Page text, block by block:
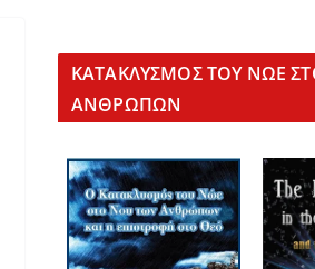
KΑΤΑΚΛΥΣΜΟΣ ΤΟΥ ΝΩΕ
ΑΝΘΡΩΠΩΝ